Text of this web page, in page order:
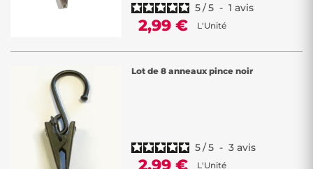
5/5 - 1 avis
2,99 € L'Unité
Lot de 8 anneaux pince noir
5/5 - 3 avis
2,99 € L'Unité